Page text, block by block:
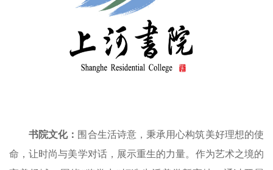
书院文化： 围合生活诗意，秉承用心构筑美好理想的使
命，让时尚与美学对话，展示重生的力量。作为艺术之境的